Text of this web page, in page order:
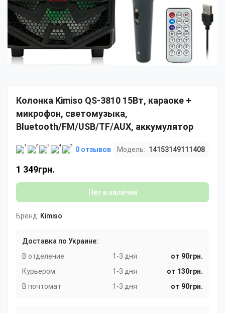
Колонка Kimiso QS-3810 15Вт, караоке +
микрофон, светомузыка,
Bluetooth/FM/USB/TF/AUX, аккумулятор
0 отзывов Модель: 14153149111408
1 349грн.
Нет в наличии
Бренд: Kimiso
Доставка по Украине:
В отделение
1-3 дня
от 90грн.
Курьером
1-3 дня
от 130грн.
В почтомат
1-3 дня от 90грн.